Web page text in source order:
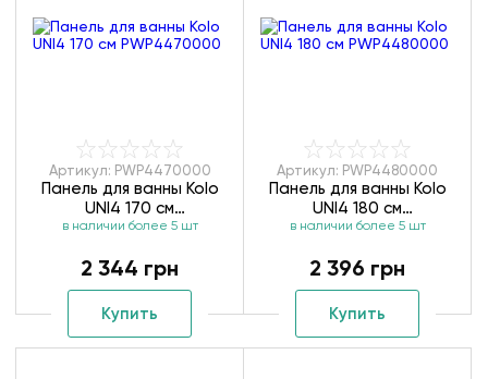
Артикул: PWP4470000
Панель для ванны Kolo
UNI4 170 см
PWP4470000
в наличии более 5 шт
2 344 грн
Купить
Артикул: PWP4480000
Панель для ванны Kolo
UNI4 180 см
PWP4480000
в наличии более 5 шт
2 396 грн
Купить